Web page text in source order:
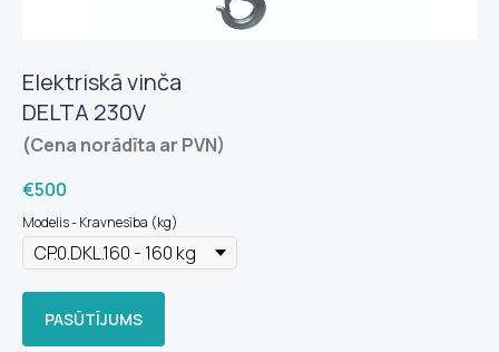
Elektriskā vinča
DELTA 230V
(Cena norādīta ar PVN)
€500
Modelis - Kravnesība (kg)
PASŪTĪJUMS